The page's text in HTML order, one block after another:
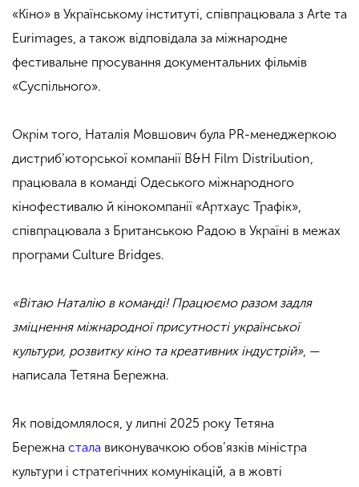
«Кіно» в Українському інституті, співпрацювала з Arte та
Eurimages, а також відповідала за міжнародне
фестивальне просування документальних фільмів
«Суспільного».
Окрім того, Наталія Мовшович була PR-менеджеркою
дистриб’юторської компанії B&H Film Distribution,
працювала в команді Одеського міжнародного
кінофестивалю й кінокомпанії «Артхаус Трафік»,
співпрацювала з Британською Радою в Україні в межах
програми Culture Bridges.
«Вітаю Наталію в команді! Працюємо разом задля
зміцнення міжнародної присутності української
культури, розвитку кіно та креативних індустрій», —
написала Тетяна Бережна.
Як повідомлялося, у липні 2025 року Тетяна
Бережна стала виконувачкою обов’язків міністра
культури і стратегічних комунікацій, а в жовті